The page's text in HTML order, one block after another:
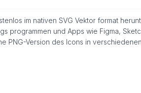
im nativen SVG Vektor format
programmen und Apps wie Figma,
PNG-Version des Icons in